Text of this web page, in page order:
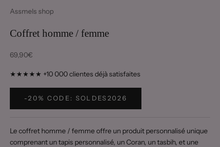
Assmels shop
Coffret homme / femme
Prix de vente
69,90€
★★★★★ +10 000 clientes déjà satisfaites
-20% CODE: SOLDES2026
Le coffret homme / femme offre un produit personnalisé unique
comprenant un tapis personnalisé, un Coran, un tasbih, et une